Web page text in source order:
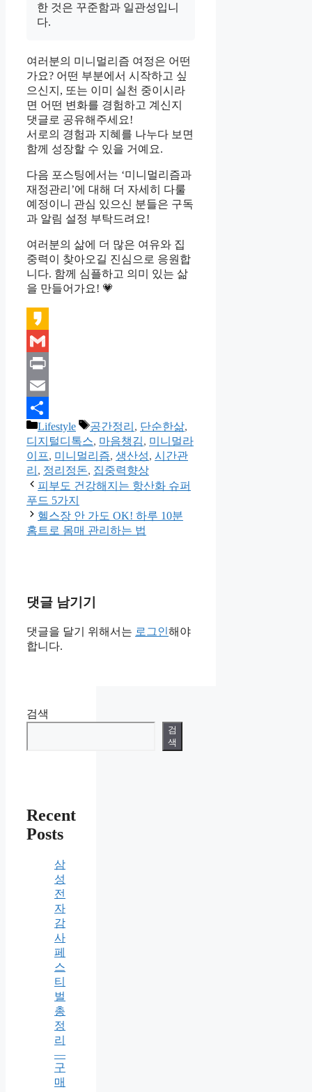
한 것은 꾸준함과 일관성입니
다.
여러분의 미니멀리즘 여정은 어떤
가요? 어떤 부분에서 시작하고 싶
으신지, 또는 이미 실천 중이시라
면 어떤 변화를 경험하고 계신지
댓글로 공유해주세요!
서로의 경험과 지혜를 나누다 보면
함께 성장할 수 있을 거예요.
다음 포스팅에서는 ‘미니멀리즘과
재정관리’에 대해 더 자세히 다룰
예정이니 관심 있으신 분들은 구독
과 알림 설정 부탁드려요!
여러분의 삶에 더 많은 여유와 집
중력이 찾아오길 진심으로 응원합
니다. 함께 심플하고 의미 있는 삶
을 만들어가요! 💗
Kakao
Gmail
Print
Email
Share
카
테
고
리
Lifestyle
태
그
공간정리 , 단순한삶,
디지털디톡스, 마음챙김, 미니멀라
이프, 미니멀리즘, 생산성, 시간관
리 , 정리정돈, 집중력향상
피부도 건강해지는 항산화 슈퍼
푸드 5가지
헬스장 안 가도 OK! 하루 10분
홈트로 몸매 관리하는 법
댓글 남기기
댓글을 달기 위해서는 로그인해야
합니다.
검색
검
색
Recent
Posts
삼
성
전
자
감
사
페
스
티
벌
총
정
리
—
구
매